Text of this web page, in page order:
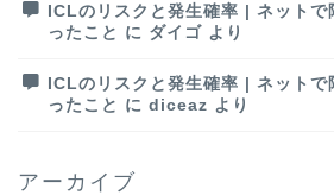
ICLのリスクと発生確率 | ネットで
ったこと に ダイゴ より
ICLのリスクと発生確率 | ネットで
ったこと に diceaz より
アーカイブ